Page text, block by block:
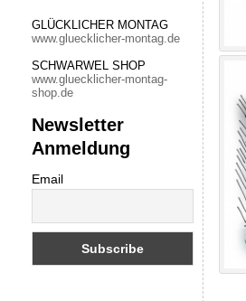
GLÜCKLICHER MONTAG
www.gluecklicher-montag.de
SCHWARWEL SHOP
www.gluecklicher-montag-
shop.de
Newsletter
Anmeldung
Email